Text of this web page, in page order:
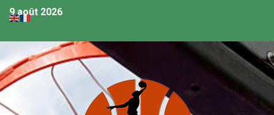
9 août 2026